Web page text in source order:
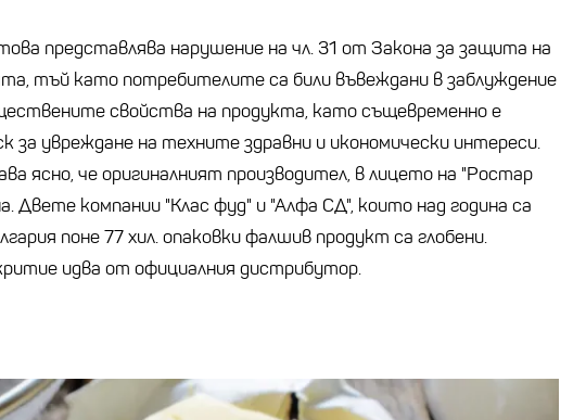
представлява нарушение на чл. 31 от Закона за защита на
тъй като потребителите са били въвеждани в заблуждение
свойства на продукта, като същевременно е
за увреждане на техните здравни и икономически интереси.
ясно, че оригиналният производител, в лицето на "Ростар
Двете компании "Клас фуд" и "Алфа СД", които над година са
поне 77 хил. опаковки фалшив продукт са глобени.
идва от официалния дистрибутор.